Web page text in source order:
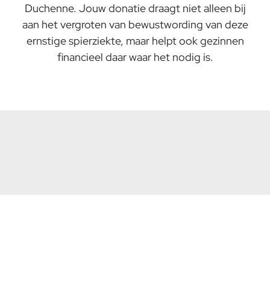
Duchenne. Jouw donatie draagt niet alleen bij
aan het vergroten van bewustwording van deze
ernstige spierziekte, maar helpt ook gezinnen
financieel daar waar het nodig is.